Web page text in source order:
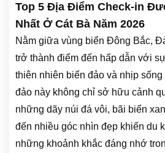
Top 5 Địa Điểm Check-in
Nhất Ở Cát Bà Năm 2026
Nằm giữa vùng biển Đông Bắc,
trở thành điểm đến hấp dẫn với
thiên nhiên biển đảo và nhịp
đảo này không chỉ sở hữu cảnh
những dãy núi đá vôi, bãi biển
đến nhiều góc nhìn đẹp khiến du
những khoảnh khắc đáng nhớ